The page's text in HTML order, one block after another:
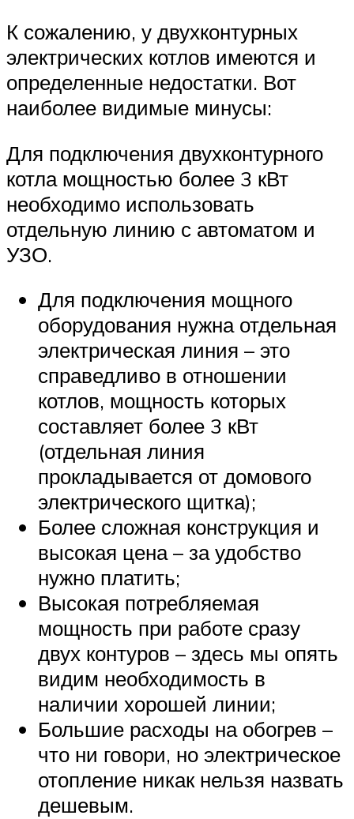
К сожалению, у двухконтурных
электрических котлов имеются и
определенные недостатки. Вот
наиболее видимые минусы:
Для подключения двухконтурного
котла мощностью более 3 кВт
необходимо использовать
отдельную линию с автоматом и
УЗО.
Для подключения мощного
оборудования нужна отдельная
электрическая линия – это
справедливо в отношении
котлов, мощность которых
составляет более 3 кВт
(отдельная линия
прокладывается от домового
электрического щитка);
Более сложная конструкция и
высокая цена – за удобство
нужно платить;
Высокая потребляемая
мощность при работе сразу
двух контуров – здесь мы опять
видим необходимость в
наличии хорошей линии;
Большие расходы на обогрев –
что ни говори, но электрическое
отопление никак нельзя назвать
дешевым.